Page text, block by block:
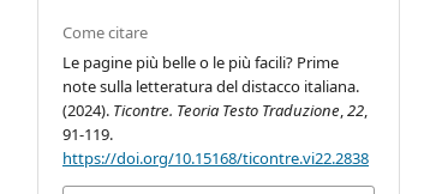
Come citare
Le pagine più belle o le più facili? Prime
note sulla letteratura del distacco italiana.
(2024). Ticontre. Teoria Testo Traduzione,22,
91-119.
https://doi.org/10.15168/ticontre.vi22.2838